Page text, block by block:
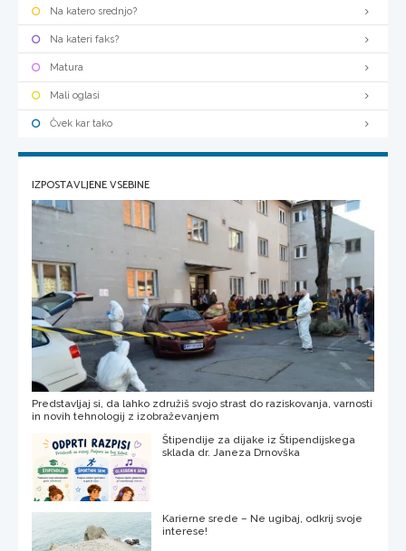
Na katero srednjo?
Na kateri faks?
Matura
Mali oglasi
Čvek kar tako
IZPOSTAVLJENE VSEBINE
Predstavljaj si, da lahko združiš svojo strast do raziskovanja, varnosti
in novih tehnologij z izobraževanjem
Štipendije za dijake iz Štipendijskega
sklada dr. Janeza Drnovška
Karierne srede – Ne ugibaj, odkrij svoje
interese!